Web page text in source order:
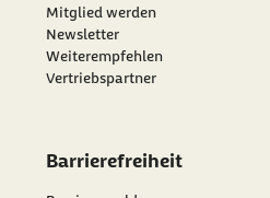
Mitglied werden
Newsletter
externer Link:
Weiterempfehlen
Vertriebspartner
Barrierefreiheit